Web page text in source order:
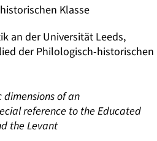
Klasse
an der Universität Leeds,
der Philologisch-historischen
of an
reference to the Educated
the Levant